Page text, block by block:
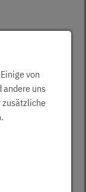
von
andere uns
zusätzliche